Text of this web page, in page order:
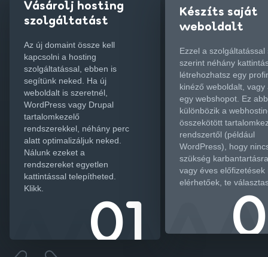
Vásárolj hosting
szolgáltatást
Az új domaint össze kell
kapcsolni a hosting
szolgáltatással, ebben is
segítünk neked. Ha új
weboldalt is szeretnél,
WordPress vagy Drupal
tartalomkezelő
rendszerekkel, néhány perc
alatt optimalizáljuk neked.
Nálunk ezeket a
rendszereket egyetlen
kattintással telepítheted.
Klikk.
Készíts saját
weboldalt
Ezzel a szolgáltatással
szerint néhány
létrehozhatsz egy
kinéző weboldalt, vagy
egy webshopot. Ez
különbözik a
összekötött
rendszertől (például
WordPress), hogy
szükség
vagy éves előfizetések
elérhetőek, te